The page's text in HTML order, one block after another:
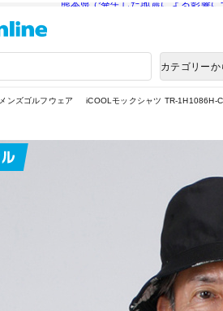
熊本県で発生した地震による影響
カテゴリー
メンズゴルフウェア iCOOLモックシャツ TR-1H1086H-C